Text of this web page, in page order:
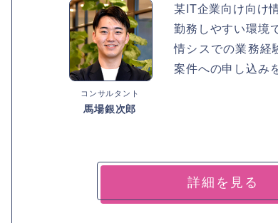
コンサルタント
馬場銀次郎
某IT企業向け向け
勤務しやすい環境
情シスでの業務経
案件への申し込み
詳細を見る